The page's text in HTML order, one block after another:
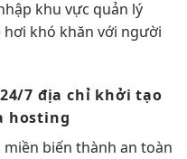
khu vực quản lý
hơi khó khăn với người
24/7 địa chỉ khởi tạo
hosting
miền biến thành an toàn